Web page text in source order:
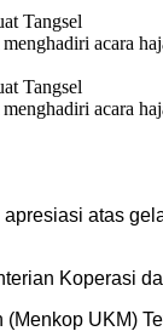
acara
acara
atas
Koperasi
UKM)